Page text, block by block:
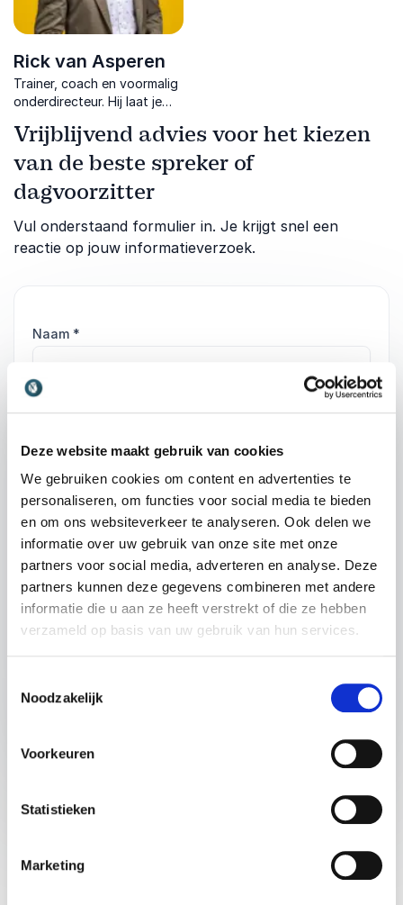
Deze website maakt gebruik van cookies
We gebruiken cookies om content en advertenties te
personaliseren, om functies voor social media te bieden
en om ons websiteverkeer te analyseren. Ook delen we
informatie over uw gebruik van onze site met onze
partners voor social media, adverteren en analyse. Deze
partners kunnen deze gegevens combineren met andere
informatie die u aan ze heeft verstrekt of die ze hebben
verzameld op basis van uw gebruik van hun services.
Noodzakelijk
Voorkeuren
Statistieken
Marketing
Rick van Asperen
Trainer, coach en voormalig
onderdirecteur. Hij laat je
lezingen over gedrag, brein
en samenwerken.
Vrijblijvend advies voor het kiezen
van de beste spreker of
dagvoorzitter
Vul onderstaand formulier in. Je krijgt snel een
reactie op jouw informatieverzoek.
Naam *
Emailadres
Telefoonnummer
Organisatie / bedrijf
Vertel ons meer over je evenement
Waarom een lezing een
goede investering is